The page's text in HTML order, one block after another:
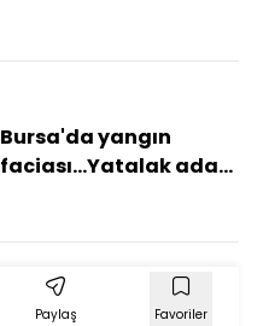
Bursa'da yangın
faciası...Yatalak adam
Paylaş Favoriler